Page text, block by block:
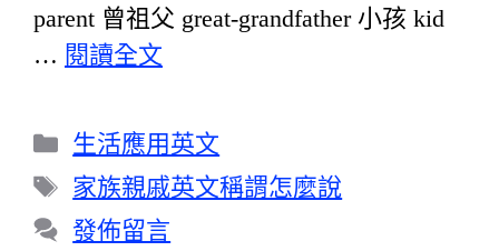
parent 曾祖父 great-grandfather 小孩 kid
… 閱讀全文
分
類
生活應用英文
標
籤
家族親戚英文稱謂怎麼說
發佈留言